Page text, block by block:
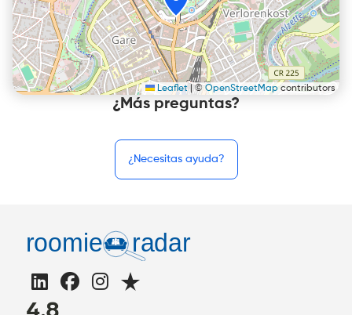
Leaflet ©OpenStreetMapcontributors
¿Más preguntas?
¿Necesitas ayuda?